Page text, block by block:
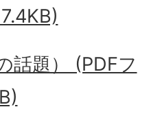
話題） (PDFフ